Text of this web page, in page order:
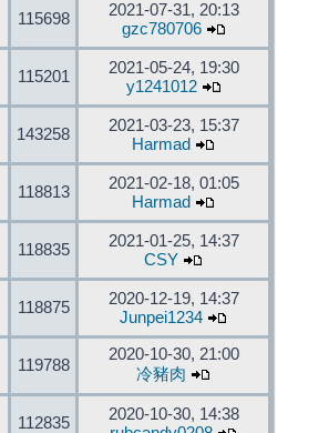
115698
2021-07-31, 20:13
gzc780706
115201
2021-05-24, 19:30
y1241012
143258
2021-03-23, 15:37
Harmad
118813
2021-02-18, 01:05
Harmad
118835
2021-01-25, 14:37
CSY
118875
2020-12-19, 14:37
Junpei1234
119788
2020-10-30, 21:00
冷豬肉
112835
2020-10-30, 14:38